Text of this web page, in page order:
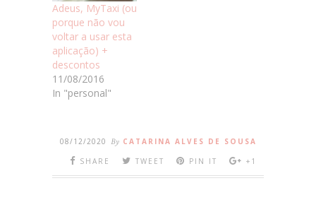
Adeus, MyTaxi (ou
porque não vou
voltar a usar esta
aplicação) +
descontos
11/08/2016
In "personal"
08/12/2020 By CATARINA ALVES DE SOUSA
SHARE
TWEET PIN IT +1